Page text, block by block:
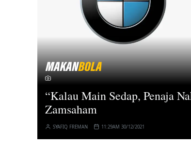
“Kalau Main Sedap, Penaja
Zamsaham
SYAFIQ FREMAN 11:29AM 30/12/2021